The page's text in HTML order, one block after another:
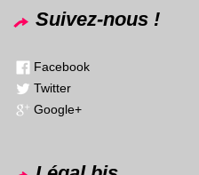
Suivez-nous !
Facebook
Twitter
Google+